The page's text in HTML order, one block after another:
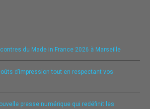
du Made in France 2026 à Marseille
d’impression tout en respectant vos
presse numérique qui redéfinit les